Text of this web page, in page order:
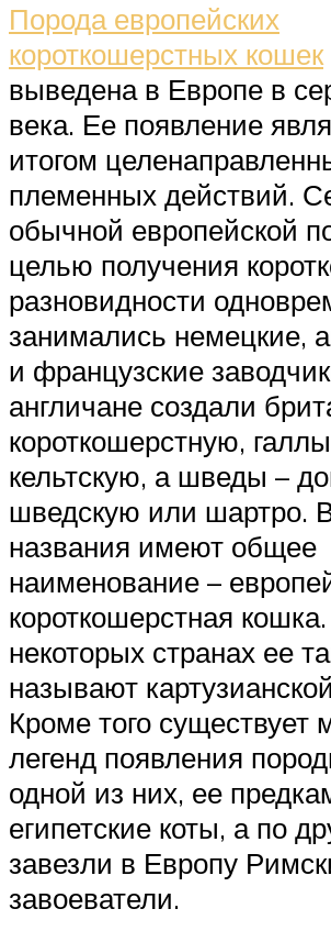
Порода европейских
короткошерстных кошек
выведена в Европе в
века. Ее появление
итогом
племенных действий.
обычной европейской
целью получения
разновидности
занимались немецкие,
и французские
англичане создали
короткошерстную,
кельтскую, а шведы –
шведскую или шартро.
названия имеют общее
наименование –
короткошерстная
некоторых странах ее
называют
Кроме того существует
легенд появления
одной из них, ее
египетские коты, а по
завезли в Европу
завоеватели.